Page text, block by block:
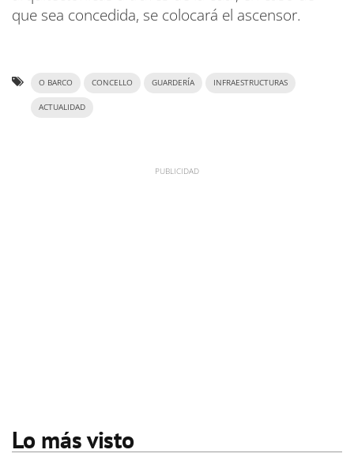
que sea concedida, se colocará el ascensor.
O BARCO CONCELLO GUARDERÍA INFRAESTRUCTURAS
ACTUALIDAD
Lo más visto